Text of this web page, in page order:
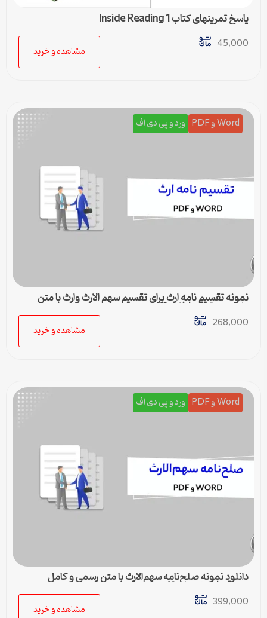
پاسخ تمرینهای کتاب Inside Reading 1
45,000
مشاهده و خرید
Word و PDF ورد و پی دی اف
نمونه تقسیم نامه ارث برای تقسیم سهم الارث وارث با متن
کامل و حقوقی | فایل pdf و ورد
268,000
مشاهده و خرید
Word و PDF ورد و پی دی اف
دانلود نمونه صلح‌نامه سهم‌الارث با متن رسمی و کامل
حقوقی | فایل ورد و pdf
399,000
مشاهده و خرید